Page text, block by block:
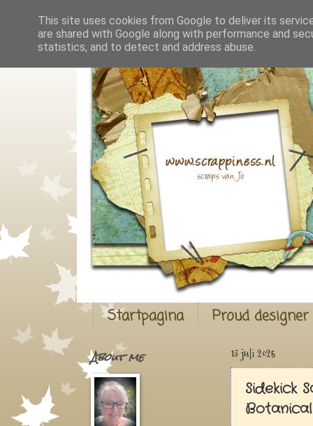
Startpagina Proud
13 juli 2025
Sidekick
About me
This site uses cookies from Google to deliver its
are shared with Google along with performance and
statistics, and to detect and address abuse.